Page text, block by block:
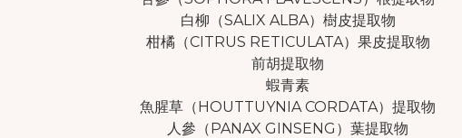
白柳（SALIX ALBA）樹皮提取物
柑橘（CITRUS RETICULATA）果皮提取物
前胡提取物
蝦青素
魚腥草（HOUTTUYNIA CORDATA）提取物
人參（PANAX GINSENG）葉提取物